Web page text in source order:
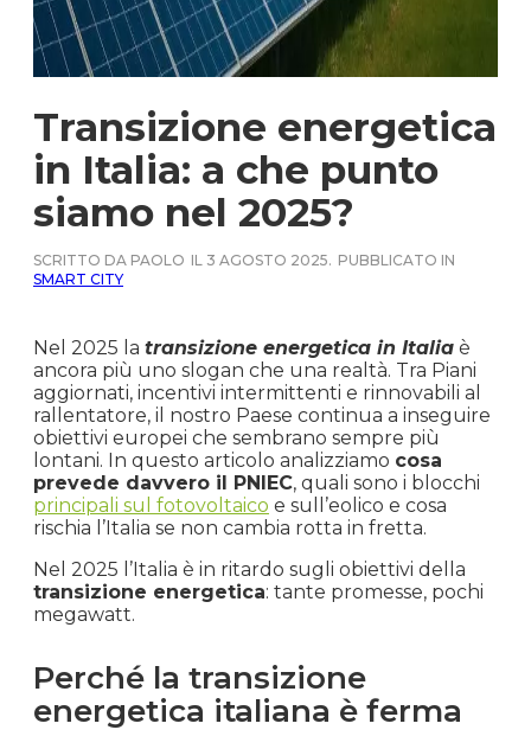
Transizione energetica
in Italia: a che punto
siamo nel 2025?
SCRITTO DA PAOLO IL 3 AGOSTO 2025. PUBBLICATO IN
SMART CITY
Nel 2025 la transizione energetica in Italia è
ancora più uno slogan che una realtà. Tra Piani
aggiornati, incentivi intermittenti e rinnovabili al
rallentatore, il nostro Paese continua a inseguire
obiettivi europei che sembrano sempre più
lontani. In questo articolo analizziamo cosa
prevede davvero il PNIEC, quali sono i blocchi
principali sul fotovoltaico e sull’eolico e cosa
rischia l’Italia se non cambia rotta in fretta.
Nel 2025 l’Italia è in ritardo sugli obiettivi della
transizione energetica: tante promesse, pochi
megawatt.
Perché la transizione
energetica italiana è ferma